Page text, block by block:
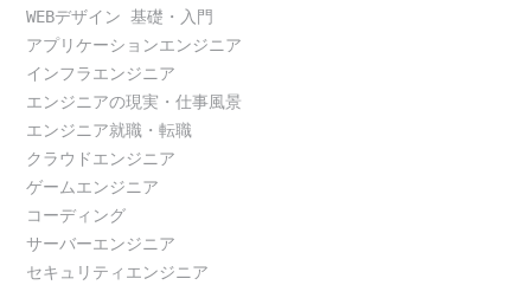
WEBデザイン 基礎・入門
アプリケーションエンジニア
インフラエンジニア
エンジニアの現実・仕事風景
エンジニア就職・転職
クラウドエンジニア
ゲームエンジニア
コーディング
サーバーエンジニア
セキュリティエンジニア